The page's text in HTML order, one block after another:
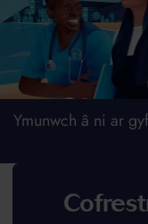
Ymunwch â ni ar